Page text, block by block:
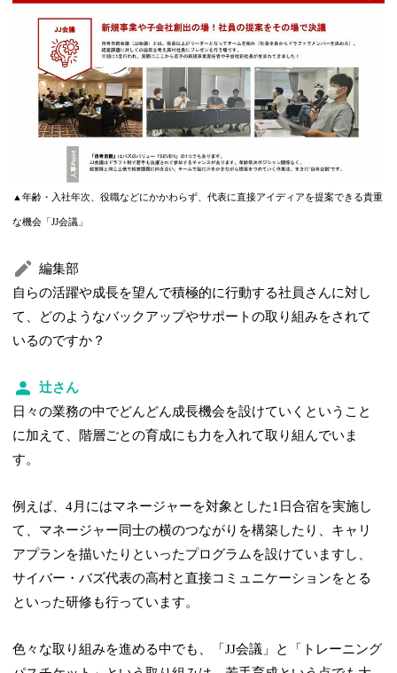
▲年齢・入社年次、役職などにかかわらず、代表に直接アイディアを提案できる貴重
な機会「JJ会議」
編集部
自らの活躍や成長を望んで積極的に行動する社員さんに対し
て、どのようなバックアップやサポートの取り組みをされて
いるのですか？
辻さん
日々の業務の中でどんどん成長機会を設けていくということ
に加えて、階層ごとの育成にも力を入れて取り組んでいま
す。
例えば、4月にはマネージャーを対象とした1日合宿を実施し
て、マネージャー同士の横のつながりを構築したり、キャリ
アプランを描いたりといったプログラムを設けていますし、
サイバー・バズ代表の高村と直接コミュニケーションをとる
といった研修も行っています。
色々な取り組みを進める中でも、「JJ会議」と「トレーニング